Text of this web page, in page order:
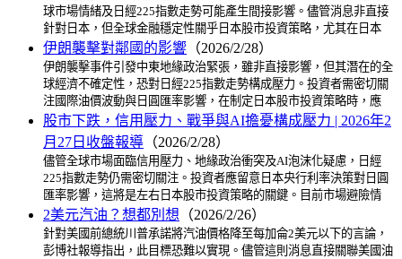
球市場情緒及日經225指數走勢可能產生間接影響。儘管消息非直接
針對日本，但全球金融穩定性關乎日本股市投資策略，尤其在日本
伊朗襲擊對鄰國的影響 （2026/2/28）
伊朗襲擊事件引發中東地緣政治緊張，雖非直接影響，但其潛在的全
球經濟不確定性，恐對日經225指數走勢構成壓力。投資者需密切關
注國際油價波動與日圓匯率影響，在制定日本股市投資策略時，應
股市下跌，信用壓力、戰爭與AI擔憂構成壓力 | 2026年2
月27日收盤報導 （2026/2/28）
儘管全球市場面臨信用壓力、地緣政治衝突及AI泡沫化疑慮，日經
225指數走勢仍需密切關注。投資者應留意日本央行利率決策對日圓
匯率影響，這將是左右日本股市投資策略的關鍵。目前市場避險情
2美元汽油？想都別想 （2026/2/26）
針對美國前總統川普承諾將汽油價格降至每加侖2美元以下的言論，
彭博社報導指出，此目標恐難以實現。儘管這則消息直接關聯美國油